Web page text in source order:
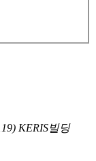
KERIS빌딩